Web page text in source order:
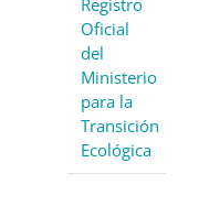
Oficial
del
Ministerio
para la
Transición
Ecológica